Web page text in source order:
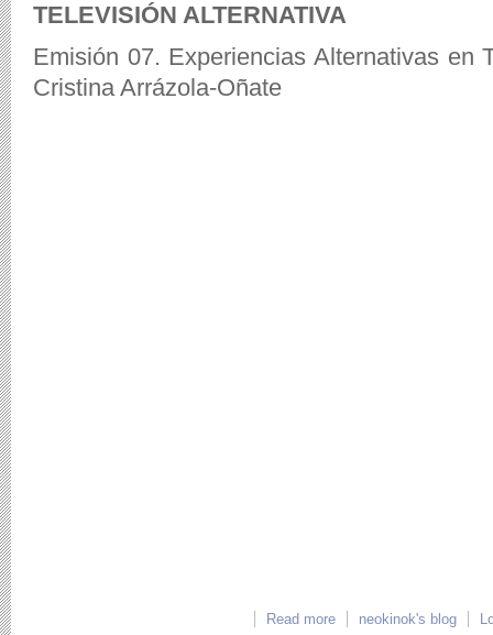
TELEVISIÓN ALTERNATIVA
Emisión 07. Experiencias Alternativas en
Cristina Arrázola-Oñate
Read more about Dos
neokinok's blog